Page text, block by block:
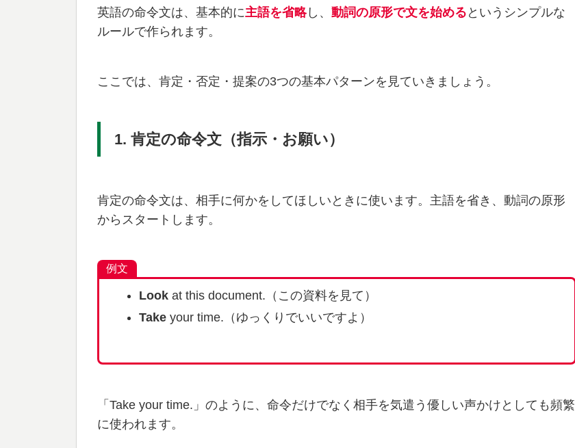
英語の命令文は、基本的に主語を省略し、 動詞の原形で文を始める というシンプルな
ルールで作られます。
ここでは、肯定・否定・提案の3つの基本パターンを見ていきましょう。
1. 肯定の命令文（指示・お願い）
肯定の命令文は、相手に何かをしてほしいときに使います。主語を省き、動詞の原形
からスタートします。
例文
Lookat this document.（この資料を見て）
Takeyour time.（ゆっくりでいいですよ）
「Take your time.」のように、命令だけでなく相手を気遣う優しい声かけとしても頻繁
に使われます。